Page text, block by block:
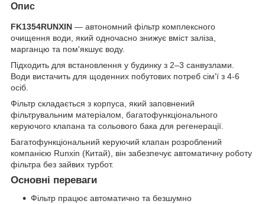
Опис
FK1354RUNXIN — автономний фільтр комплексного
очищення води, який одночасно знижує вміст заліза,
марганцю та пом'якшує воду.
Підходить для встановлення у будинку з 2‒3 санвузлами.
Води вистачить для щоденних побутових потреб сім'ї з 4-6
осіб.
Фільтр складається з корпуса, який заповнений
фільтрувальним матеріалом, багатофункціонального
керуючого клапана та сольового бака для регенерації.
Багатофункціональний керуючий клапан розроблений
компанією Runxin (Китай), він забезпечує автоматичну роботу
фільтра без зайвих турбот.
Основні переваги
Фільтр працює автоматично та безшумно